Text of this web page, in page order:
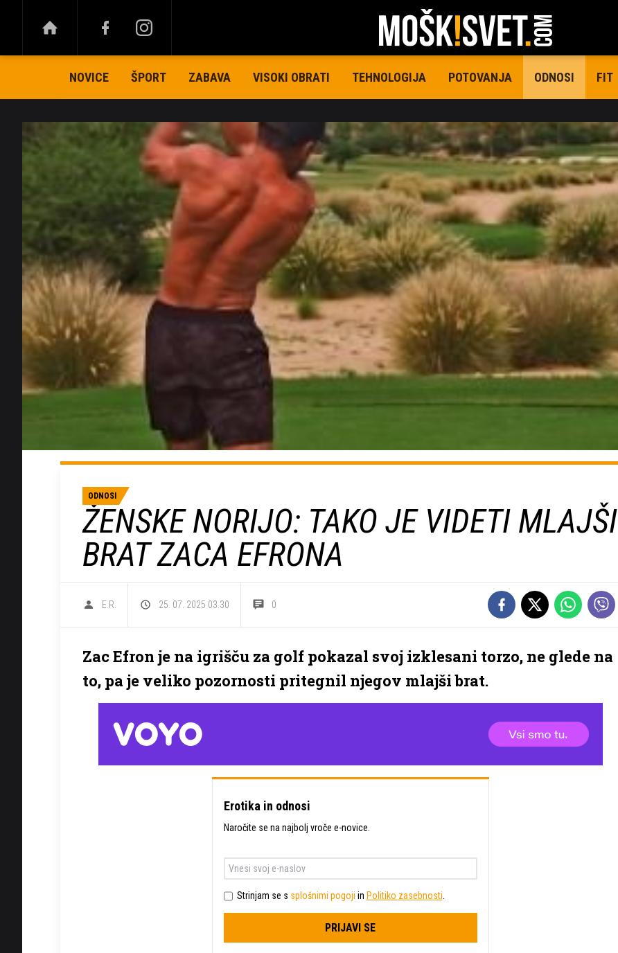
NOVICE ŠPORT ZABAVA VISOKI OBRATI TEHNOLOGIJA POTOVANJA ODNOSI FIT
ODNOSI
ŽENSKE NORIJO: TAKO JE VIDETI MLAJŠI
BRAT ZACA EFRONA
E.R. 25. 07. 2025 03.30 0
Zac Efron je na igrišču za golf pokazal svoj izklesani torzo, ne glede na
to, pa je veliko pozornosti pritegnil njegov mlajši brat.
Erotika in odnosi
Naročite se na najbolj vroče e-novice.
Strinjam se s splošnimi pogoji in Politiko zasebnosti
PRIJAVI SE